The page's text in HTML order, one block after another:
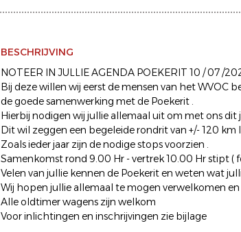
BESCHRIJVING
NOTEER IN JULLIE AGENDA POEKERIT 10 / 07 /
Bij deze willen wij eerst de mensen van het WVOC
de goede samenwerking met de Poekerit .
Hierbij nodigen wij jullie allemaal uit om met ons dit
Dit wil zeggen een begeleide rondrit van +/- 120 km
Zoals ieder jaar zijn de nodige stops voorzien .
Samenkomst rond 9.00 Hr - vertrek 10.00 Hr stipt (
Velen van jullie kennen de Poekerit en weten wat
Wij hopen jullie allemaal te mogen verwelkomen
Alle oldtimer wagens zijn welkom
Voor inlichtingen en inschrijvingen zie bijlage